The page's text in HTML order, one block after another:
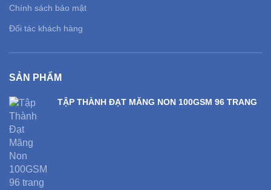
Chính sách bảo mật
Đối tác khách hàng
SẢN PHẨM
TẬP THÀNH ĐẠT MĂNG NON 100GSM 96 TRANG